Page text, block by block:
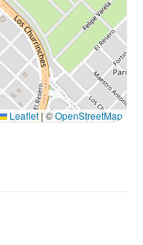
Leaflet |©OpenStreetMap